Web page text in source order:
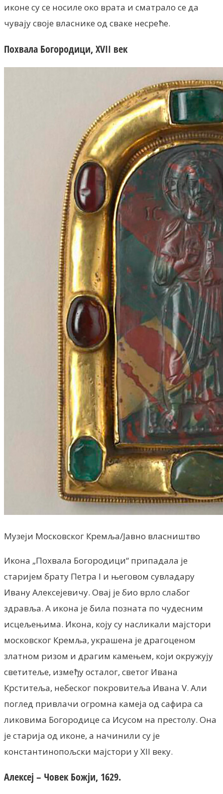
иконе су се носиле око врата и сматрало се да
чувају своје власнике од сваке несреће.
Похвала Богородици, XVII век
Музеји Московског Кремља/Јавно власништво
Икона „Похвала Богородици“ припадала је
старијем брату Петра I и његовом сувладару
Ивану Алексејевичу. Овај је био врло слабог
здравља. А икона је била позната по чудесним
исцељењима. Икона, коју су насликали мајстори
московског Кремља, украшена је драгоценом
златном ризом и драгим камењем, који окружују
светитеље, између осталог, светог Ивана
Крститеља, небеског покровитеља Ивана V. Али
поглед привлачи огромна камеја од сафира са
ликовима Богородице са Исусом на престолу. Она
је старија од иконе, а начинили су је
константинопољски мајстори у XII веку.
Алексеј – Човек Божји, 1629.